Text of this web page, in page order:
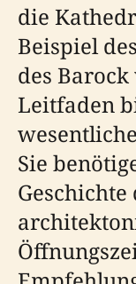
die
Beispiel
des
Leitfaden
Sie